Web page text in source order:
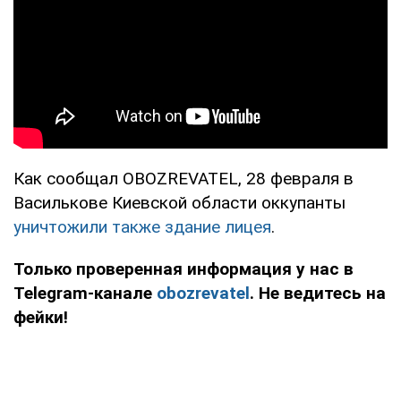
Как сообщал OBOZREVATEL, 28 февраля в
Василькове Киевской области оккупанты
уничтожили также здание лицея.
Только проверенная информация у нас в
Telegram-канале obozrevatel. Не ведитесь на
фейки!